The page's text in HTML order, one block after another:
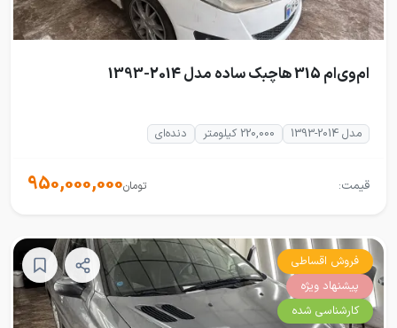
ام‌وی‌ام 315 هاچبک ساده مدل 2014-1393
مدل 2014-1393 220,000 کیلومتر دنده‌ای
قیمت: 950,000,000تومان
فروش اقساطی
پیشنهاد ویژه
کارشناسی شده